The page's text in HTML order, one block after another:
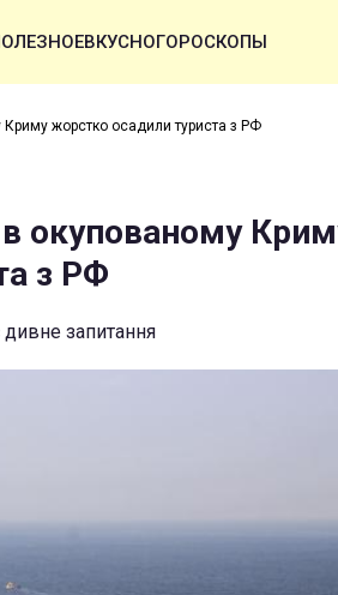
ВКУСНОГОРОСКОПЫ
жорстко осадили туриста з РФ
окупованому
з РФ
запитання